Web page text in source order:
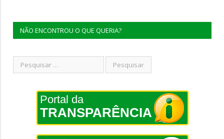
NÃO ENCONTROU O QUE QUERIA?
Portal da
TRANSPARÊNCIA